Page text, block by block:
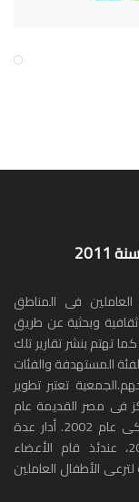
فى المناطق
وبحثية عن طريق
تهتم بنشر تقارير تلك
المستهدفة والفئات
تعتبر تطوير
فى مصر القديمة عام
1998 ثم انتقل إلى العمرانية بمواجهة ساقية مكى عام 2002. أدار عدة
مشروعات لرعاية الطفل العامل حتى عام 2011، عندئذ قام الأعضاء
الأطفال العاملين